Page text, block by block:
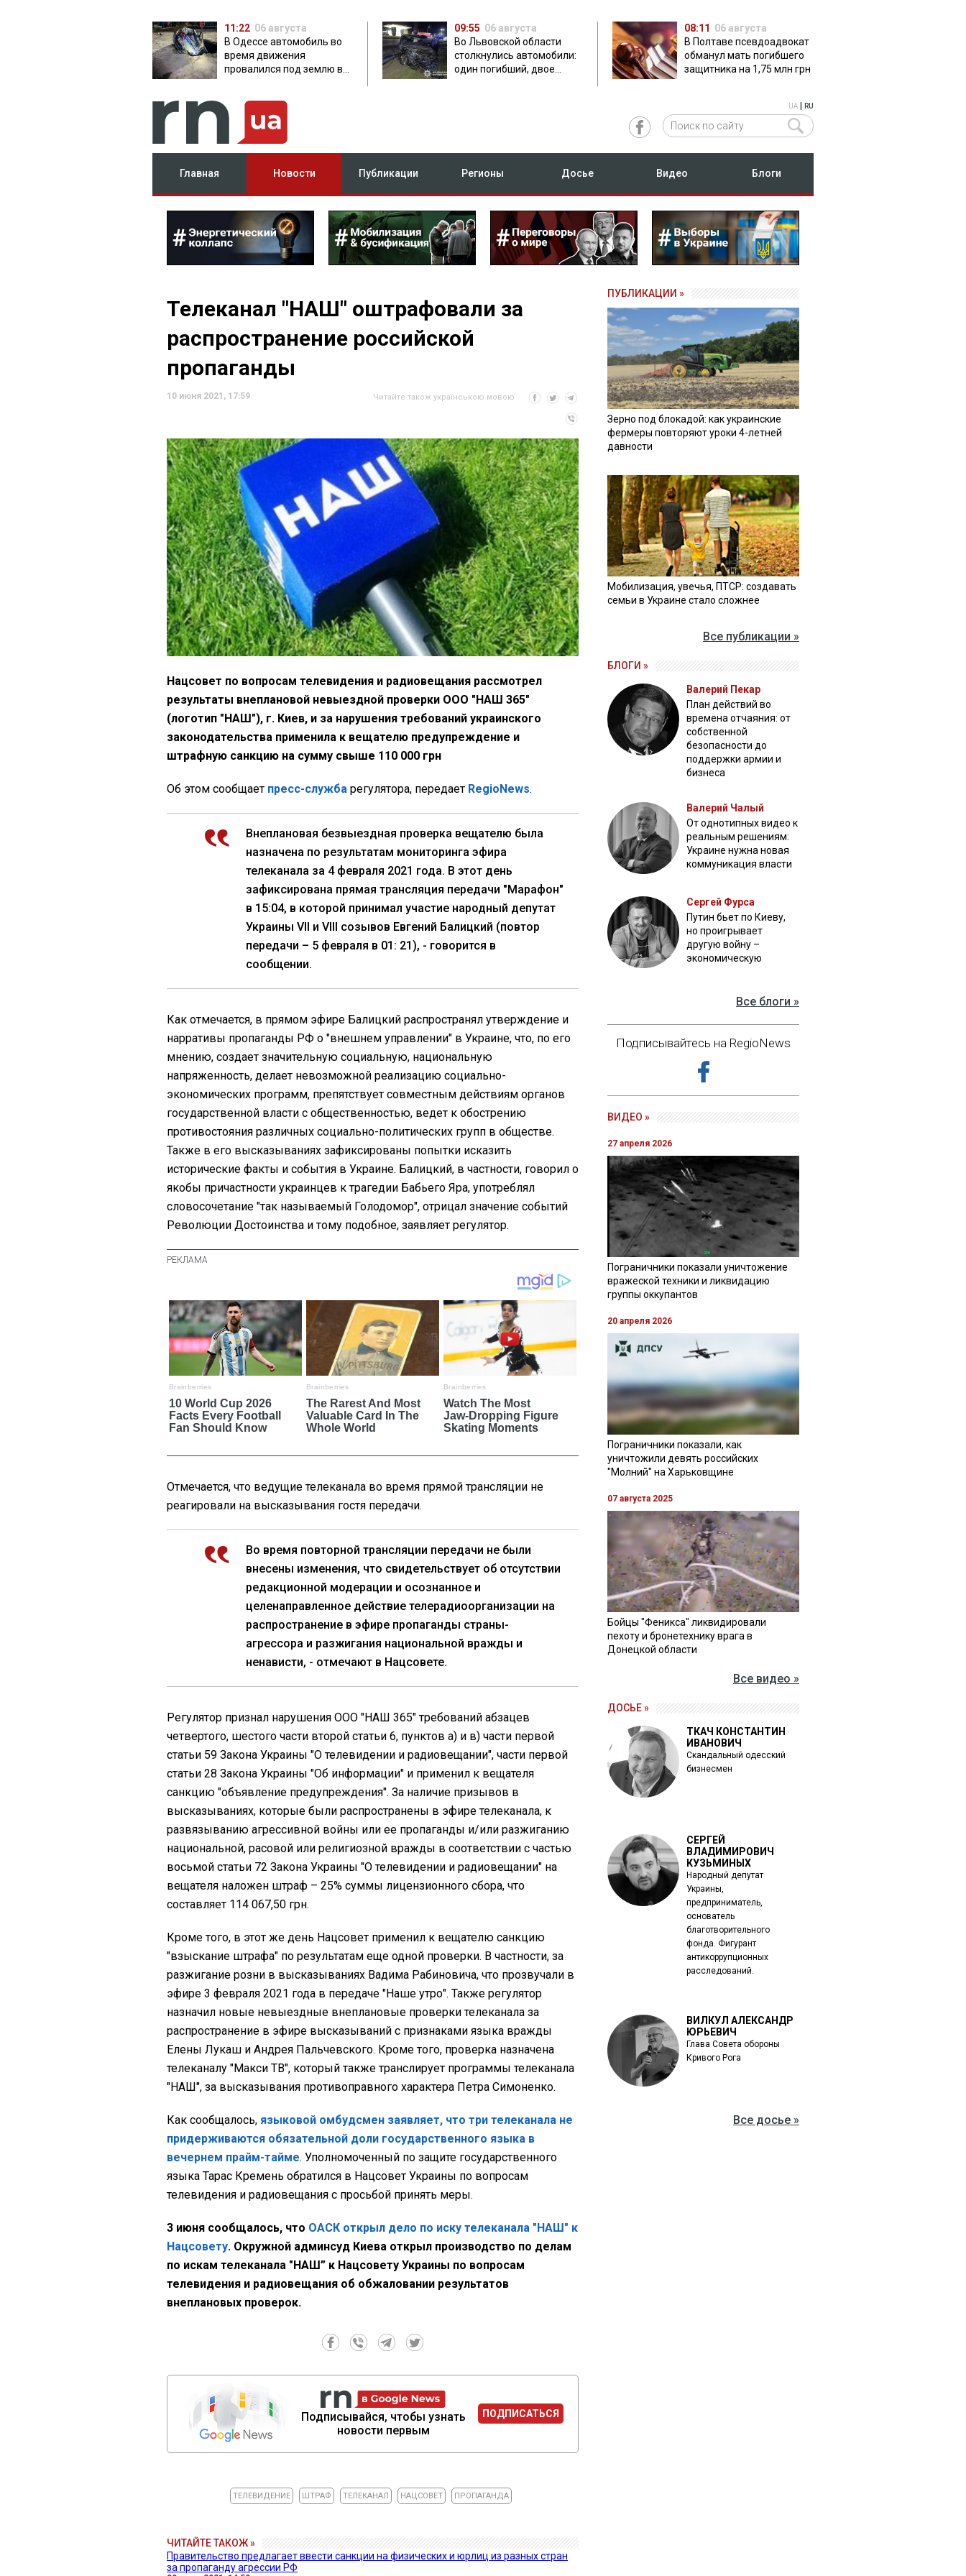
11:22 06 августа
В Одессе автомобиль во
время движения
провалился под землю в
09:55 06 августа
Во Львовской области
столкнулись автомобили:
один погибший, двое
08:11 06 августа
В Полтаве псевдоадвокат
обманул мать погибшего
защитника на 1,75 млн грн
UA RU
Главная Новости Публикации Регионы Досье Видео Блоги
Телеканал "НАШ" оштрафовали за
распространение российской
пропаганды
10 июня 2021, 17:59 Читайте також українською мовою
Нацсовет по вопросам телевидения и радиовещания рассмотрел
результаты внеплановой невыездной проверки ООО "НАШ 365"
(логотип "НАШ"), г. Киев, и за нарушения требований украинского
законодательства применила к вещателю предупреждение и
штрафную санкцию на сумму свыше 110 000 грн
Об этом сообщает пресс-служба регулятора, передает RegioNews.
Внеплановая безвыездная проверка вещателю была
назначена по результатам мониторинга эфира
телеканала за 4 февраля 2021 года. В этот день
зафиксирована прямая трансляция передачи "Марафон"
в 15:04, в которой принимал участие народный депутат
Украины VII и VIII созывов Евгений Балицкий (повтор
передачи – 5 февраля в 01: 21), - говорится в
сообщении.
Как отмечается, в прямом эфире Балицкий распространял утверждение и
нарративы пропаганды РФ о "внешнем управлении" в Украине, что, по его
мнению, создает значительную социальную, национальную
напряженность, делает невозможной реализацию социально-
экономических программ, препятствует совместным действиям органов
государственной власти с общественностью, ведет к обострению
противостояния различных социально-политических групп в обществе.
Также в его высказываниях зафиксированы попытки исказить
исторические факты и события в Украине. Балицкий, в частности, говорил о
якобы причастности украинцев к трагедии Бабьего Яра, употреблял
словосочетание "так называемый Голодомор", отрицал значение событий
Революции Достоинства и тому подобное, заявляет регулятор.
Отмечается, что ведущие телеканала во время прямой трансляции не
реагировали на высказывания гостя передачи.
Во время повторной трансляции передачи не были
внесены изменения, что свидетельствует об отсутствии
редакционной модерации и осознанное и
целенаправленное действие телерадиоорганизации на
распространение в эфире пропаганды страны-
агрессора и разжигания национальной вражды и
ненависти, - отмечают в Нацсовете.
Регулятор признал нарушения ООО "НАШ 365" требований абзацев
четвертого, шестого части второй статьи 6, пунктов а) и в) части первой
статьи 59 Закона Украины "О телевидении и радиовещании", части первой
статьи 28 Закона Украины "Об информации" и применил к вещателя
санкцию "объявление предупреждения". За наличие призывов в
высказываниях, которые были распространены в эфире телеканала, к
развязыванию агрессивной войны или ее пропаганды и/или разжиганию
национальной, расовой или религиозной вражды в соответствии с частью
восьмой статьи 72 Закона Украины "О телевидении и радиовещании" на
вещателя наложен штраф – 25% суммы лицензионного сбора, что
составляет 114 067,50 грн.
Кроме того, в этот же день Нацсовет применил к вещателю санкцию
"взыскание штрафа" по результатам еще одной проверки. В частности, за
разжигание розни в высказываниях Вадима Рабиновича, что прозвучали в
эфире 3 февраля 2021 года в передаче "Наше утро". Также регулятор
назначил новые невыездные внеплановые проверки телеканала за
распространение в эфире высказываний с признаками языка вражды
Елены Лукаш и Андрея Пальчевского. Кроме того, проверка назначена
телеканалу "Макси ТВ", который также транслирует программы телеканала
"НАШ", за высказывания противоправного характера Петра Симоненко.
Как сообщалось, языковой омбудсмен заявляет, что три телеканала не
придерживаются обязательной доли государственного языка в
вечернем прайм-тайме. Уполномоченный по защите государственного
языка Тарас Кремень обратился в Нацсовет Украины по вопросам
телевидения и радиовещания с просьбой принять меры.
3 июня сообщалось, что ОАСК открыл дело по иску телеканала "НАШ" к
Нацсовету. Окружной админсуд Киева открыл производство по делам
по искам телеканала "НАШ” к Нацсовету Украины по вопросам
телевидения и радиовещания об обжаловании результатов
внеплановых проверок.
Подписывайся, чтобы узнать
новости первым
ПОДПИСАТЬСЯ
ТЕЛЕВИДЕНИЕ ШТРАФ ТЕЛЕКАНАЛ НАЦСОВЕТ ПРОПАГАНДА
ЧИТАЙТЕ ТАКОЖ »
Правительство предлагает ввести санкции на физических и юрлиц из разных стран
за пропаганду агрессии РФ
ПУБЛИКАЦИИ »
Зерно под блокадой: как украинские
фермеры повторяют уроки 4-летней
давности
Мобилизация, увечья, ПТСР: создавать
семьи в Украине стало сложнее
Все публикации »
БЛОГИ »
Валерий Пекар
План действий во
времена отчаяния: от
собственной
безопасности до
поддержки армии и
бизнеса
Валерий Чалый
От однотипных видео к
реальным решениям:
Украине нужна новая
коммуникация власти
Сергей Фурса
Путин бьет по Киеву,
но проигрывает
другую войну –
экономическую
Все блоги »
Подписывайтесь на RegioNews
ВИДЕО »
27 апреля 2026
Пограничники показали уничтожение
вражеской техники и ликвидацию
группы оккупантов
20 апреля 2026
Пограничники показали, как
уничтожили девять российских
"Молний" на Харьковщине
07 августа 2025
Бойцы "Феникса" ликвидировали
пехоту и бронетехнику врага в
Донецкой области
Все видео »
ДОСЬЕ »
ТКАЧ КОНСТАНТИН
ИВАНОВИЧ
Скандальный одесский
бизнесмен
СЕРГЕЙ
ВЛАДИМИРОВИЧ
КУЗЬМИНЫХ
Народный депутат
Украины,
предприниматель,
основатель
благотворительного
фонда. Фигурант
антикоррупционных
расследований.
ВИЛКУЛ АЛЕКСАНДР
ЮРЬЕВИЧ
Глава Совета обороны
Кривого Рога
Все досье »